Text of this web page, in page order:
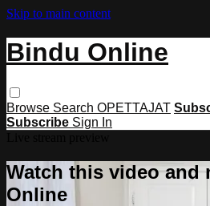
Skip to main content
Bindu Online
Browse Search OPETTAJAT
Subscribe Sign In
Watch this video and
Online